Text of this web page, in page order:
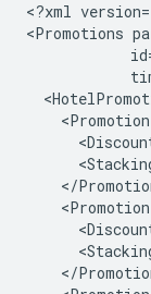
<?xml version=
<Promotions
id
<
<Promotion
<
<
</
<Promotion
<
<
</